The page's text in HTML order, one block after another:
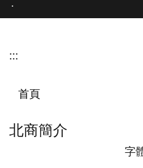
.
:::
首頁
北商簡介
字